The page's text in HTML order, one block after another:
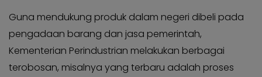
Kagol
Kabar
Photo
Kagol
KABAR
KADER
Guna mendukung produk dalam negeri dibeli pada
pengadaan barang dan jasa pemerintah,
Kementerian Perindustrian melakukan berbagai
terobosan, misalnya yang terbaru adalah proses